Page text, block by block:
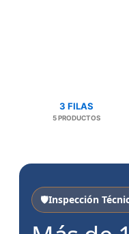
3 FILAS
5 PRODUCTOS
🛡️Inspección